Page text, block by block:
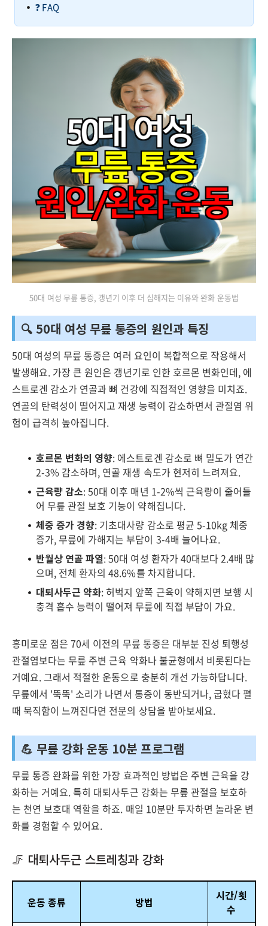
❓ FAQ
50대 여성 무릎 통증, 갱년기 이후 더 심해지는 이유와 완화 운동법
🔍 50대 여성 무릎 통증의 원인과 특징
50대 여성의 무릎 통증은 여러 요인이 복합적으로 작용해서
발생해요. 가장 큰 원인은 갱년기로 인한 호르몬 변화인데, 에
스트로겐 감소가 연골과 뼈 건강에 직접적인 영향을 미치죠.
연골의 탄력성이 떨어지고 재생 능력이 감소하면서 관절염 위
험이 급격히 높아집니다.
호르몬 변화의 영향: 에스트로겐 감소로 뼈 밀도가 연간
2-3% 감소하며, 연골 재생 속도가 현저히 느려져요.
근육량 감소: 50대 이후 매년 1-2%씩 근육량이 줄어들
어 무릎 관절 보호 기능이 약해집니다.
체중 증가 경향: 기초대사량 감소로 평균 5-10kg 체중
증가, 무릎에 가해지는 부담이 3-4배 늘어나요.
반월상 연골 파열: 50대 여성 환자가 40대보다 2.4배 많
으며, 전체 환자의 48.6%를 차지합니다.
대퇴사두근 약화: 허벅지 앞쪽 근육이 약해지면 보행 시
충격 흡수 능력이 떨어져 무릎에 직접 부담이 가요.
흥미로운 점은 70세 이전의 무릎 통증은 대부분 진성 퇴행성
관절염보다는 무릎 주변 근육 약화나 불균형에서 비롯된다는
거예요. 그래서 적절한 운동으로 충분히 개선 가능하답니다.
무릎에서 '뚝뚝' 소리가 나면서 통증이 동반되거나, 굽혔다 펼
때 묵직함이 느껴진다면 전문의 상담을 받아보세요.
💪 무릎 강화 운동 10분 프로그램
무릎 통증 완화를 위한 가장 효과적인 방법은 주변 근육을 강
화하는 거예요. 특히 대퇴사두근 강화는 무릎 관절을 보호하
는 천연 보호대 역할을 하죠. 매일 10분만 투자하면 놀라운 변
화를 경험할 수 있어요.
🦵 대퇴사두근 스트레칭과 강화
운동 종류 방법
시간/횟
수